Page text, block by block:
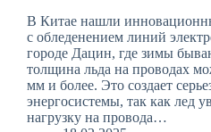
В Китае нашли
с обледенением линий
городе Дацин, где зимы
толщина льда на проводах
мм и более. Это создает
энергосистемы, так как лед
нагрузку на провода…